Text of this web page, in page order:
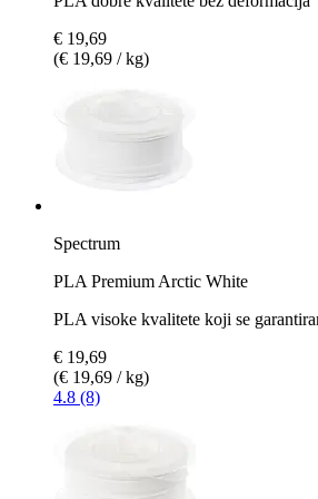
€ 19,69
(€ 19,69 / kg)
Spectrum
PLA Premium Arctic White
PLA visoke kvalitete koji se
€ 19,69
(€ 19,69 / kg)
4.8 (8)